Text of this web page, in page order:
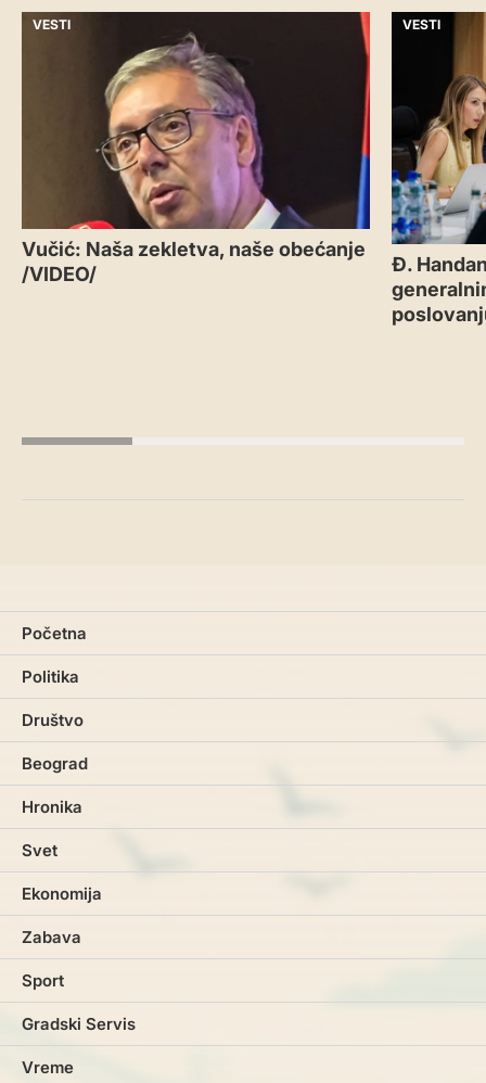
VESTI
Vučić: Naša zekletva, naše obećanje
/VIDEO/
VESTI
Đ.
Početna
Politika
Društvo
Beograd
Hronika
Svet
Ekonomija
Zabava
Sport
Gradski Servis
Vreme